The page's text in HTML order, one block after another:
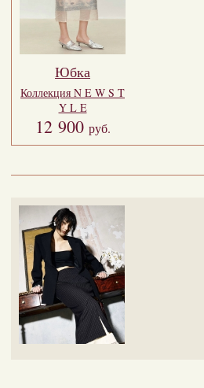
Юбка
Коллекция N E W S T
Y L E
12 900 руб.